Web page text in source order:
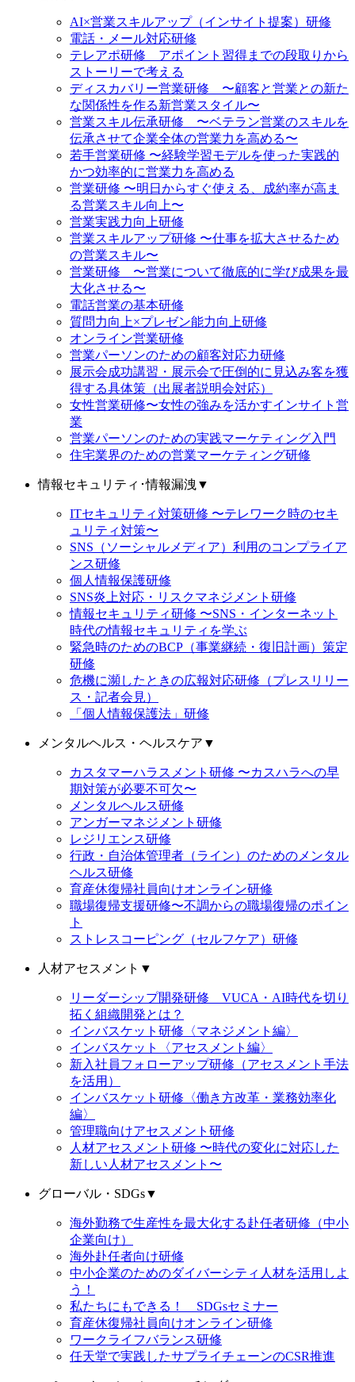
AI×営業スキルアップ（インサイト提案）研修
電話・メール対応研修
テレアポ研修 アポイント習得までの段取りから
ストーリーで考える
ディスカバリー営業研修 〜顧客と営業との新た
な関係性を作る新営業スタイル〜
営業スキル伝承研修 〜ベテラン営業のスキルを
伝承させて企業全体の営業力を高める〜
若手営業研修 〜経験学習モデルを使った実践的
かつ効率的に営業力を高める
営業研修 〜明日からすぐ使える、成約率が高ま
る営業スキル向上〜
営業実践力向上研修
営業スキルアップ研修 〜仕事を拡大させるため
の営業スキル〜
営業研修 〜営業について徹底的に学び成果を最
大化させる〜
電話営業の基本研修
質問力向上×プレゼン能力向上研修
オンライン営業研修
営業パーソンのための顧客対応力研修
展示会成功講習・展示会で圧倒的に見込み客を獲
得する具体策（出展者説明会対応）
女性営業研修〜女性の強みを活かすインサイト営
業
営業パーソンのための実践マーケティング入門
住宅業界のための営業マーケティング研修
情報セキュリティ･情報漏洩 ▼
ITセキュリティ対策研修 〜テレワーク時のセキ
ュリティ対策〜
SNS（ソーシャルメディア）利用のコンプライア
ンス研修
個人情報保護研修
SNS炎上対応・リスクマネジメント研修
情報セキュリティ研修 〜SNS・インターネット
時代の情報セキュリティを学ぶ
緊急時のためのBCP（事業継続・復旧計画）策定
研修
危機に瀕したときの広報対応研修（プレスリリー
ス・記者会見）
「個人情報保護法」研修
メンタルヘルス・ヘルスケア ▼
カスタマーハラスメント研修 〜カスハラへの早
期対策が必要不可欠〜
メンタルヘルス研修
アンガーマネジメント研修
レジリエンス研修
行政・自治体管理者（ライン）のためのメンタル
ヘルス研修
育産休復帰社員向けオンライン研修
職場復帰支援研修〜不調からの職場復帰のポイン
ト
ストレスコーピング（セルフケア）研修
人材アセスメント ▼
リーダーシップ開発研修 VUCA・AI時代を切り
拓く組織開発とは？
インバスケット研修〈マネジメント編〉
インバスケット〈アセスメント編〉
新入社員フォローアップ研修（アセスメント手法
を活用）
インバスケット研修〈働き方改革・業務効率化
編〉
管理職向けアセスメント研修
人材アセスメント研修 〜時代の変化に対応した
新しい人材アセスメント〜
グローバル・SDGs▼
海外勤務で生産性を最大化する赴任者研修（中小
企業向け）
海外赴任者向け研修
中小企業のためのダイバーシティ人材を活用しよ
う！
私たちにもできる！ SDGsセミナー
育産休復帰社員向けオンライン研修
ワークライフバランス研修
任天堂で実践したサプライチェーンのCSR推進